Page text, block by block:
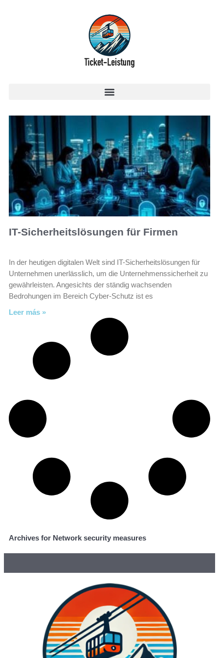
IT-Sicherheitslösungen für Firmen
In der heutigen digitalen Welt sind IT-Sicherheitslösungen für
Unternehmen unerlässlich, um die Unternehmenssicherheit zu
gewährleisten. Angesichts der ständig wachsenden
Bedrohungen im Bereich Cyber-Schutz ist es
Leer más »
Archives for Network security measures